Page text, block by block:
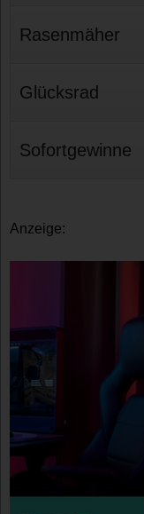
Rasenmäher
Glücksrad
Sofortgewinne
Anzeige: